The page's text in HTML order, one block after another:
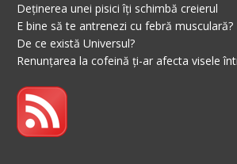
Deținerea unei pisici îți schimbă creierul
E bine să te antrenezi cu febră musculară?
De ce există Universul?
Renunțarea la cofeină ți-ar afecta visele